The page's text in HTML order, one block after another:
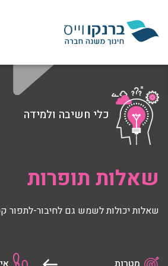
כלי חשיבה ולמידה
שאלות תופרות
שאלות יכולות לשמש גם לחיבור-לתפור